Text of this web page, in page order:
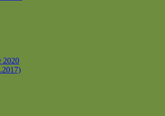
2020